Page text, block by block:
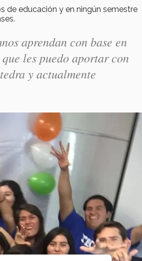
de educación y en ningún semestre
aprendan con base en
les puedo aportar con
y actualmente